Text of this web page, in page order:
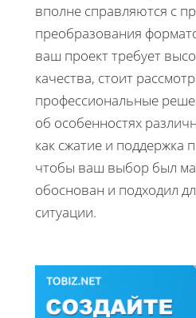
вполне справляются с
преобразования
ваш проект требует
качества, стоит
профессиональные
об особенностях
как сжатие и поддержка
чтобы ваш выбор был
обоснован и подходил
ситуации.